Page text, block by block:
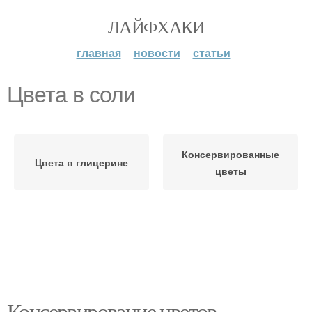
ЛАЙФХАКИ
главная новости статьи
Цвета в соли
Цвета в глицерине
Консервированные
цветы